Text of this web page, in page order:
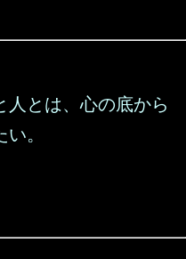
人とは、心の底から
。